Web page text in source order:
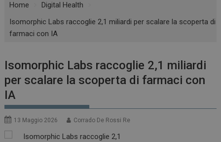
Home
Digital Health
Isomorphic Labs raccoglie 2,1 miliardi per scalare la scoperta di
farmaci con IA
Isomorphic Labs raccoglie 2,1 miliardi
per scalare la scoperta di farmaci con
IA
13 Maggio 2026 Corrado De Rossi Re